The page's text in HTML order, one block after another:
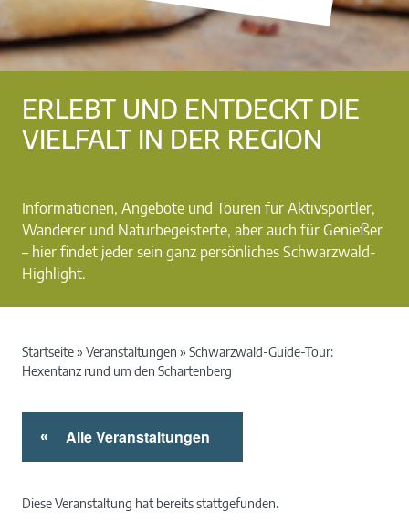
ERLEBT UND ENTDECKT DIE
VIELFALT IN DER REGION
Informationen, Angebote und Touren für Aktivsportler,
Wanderer und Naturbegeisterte, aber auch für Genießer
– hier findet jeder sein ganz persönliches Schwarzwald-
Highlight.
Startseite» Veranstaltungen » Schwarzwald-Guide-Tour:
Hexentanz rund um den Schartenberg
« Alle Veranstaltungen
Diese Veranstaltung hat bereits stattgefunden.